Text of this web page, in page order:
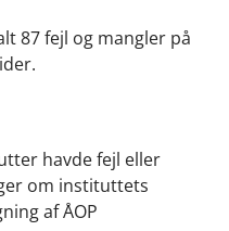
87 fejl og mangler på
havde fejl eller
om instituttets
af ÅOP